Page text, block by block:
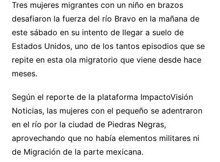
Tres mujeres migrantes con un niño en brazos
desafiaron la fuerza del río Bravo en la mañana de
este sábado en su intento de llegar a suelo de
Estados Unidos, uno de los tantos episodios que se
repite en esta ola migratorio que viene desde hace
meses.
Según el reporte de la plataforma ImpactoVisión
Noticias, las mujeres con el pequeño se adentraron
en el río por la ciudad de Piedras Negras,
aprovechando que no había elementos militares ni
de Migración de la parte mexicana.